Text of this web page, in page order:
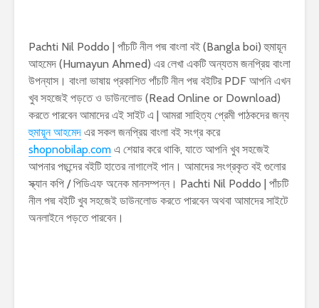
Pachti Nil Poddo | পাঁচটি নীল পদ্ম বাংলা বই (Bangla boi) হুমায়ূন
আহমেদ (Humayun Ahmed) এর লেখা একটি অন্যতম জনপ্রিয় বাংলা
উপন্যাস। বাংলা ভাষায় প্রকাশিত পাঁচটি নীল পদ্ম বইটির PDF আপনি এখন
খুব সহজেই পড়তে ও ডাউনলোড (Read Online or Download)
করতে পারবেন আমাদের এই সাইট এ | আমরা সাহিত্য প্রেমী পাঠকদের জন্য
হুমায়ূন আহমেদ এর সকল জনপ্রিয় বাংলা বই সংগ্র করে
shopnobilap.com এ শেয়ার করে থাকি, যাতে আপনি খুব সহজেই
আপনার পছন্দের বইটি হাতের নাগালেই পান। আমাদের সংগ্রকৃত বই গুলোর
স্ক্যান কপি / পিডিএফ অনেক মানসম্পন্ন। Pachti Nil Poddo | পাঁচটি
নীল পদ্ম বইটি খুব সহজেই ডাউনলোড করতে পারবেন অথবা আমাদের সাইটে
অনলাইনে পড়তে পারবেন।